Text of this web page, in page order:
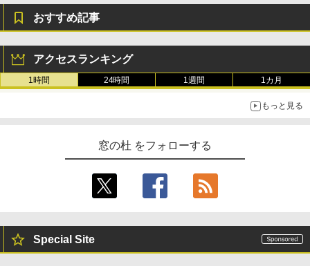
おすすめ記事
アクセスランキング
1時間 24時間 1週間 1カ月
もっと見る
窓の杜 をフォローする
Special Site